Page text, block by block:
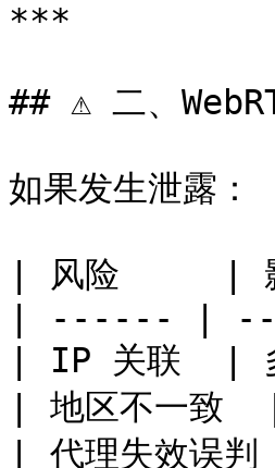
***
## ⚠️ 二、
如果发生泄露：
| 风险
| ------ |
| IP 关联  |
| 地区不一
| 代理失效